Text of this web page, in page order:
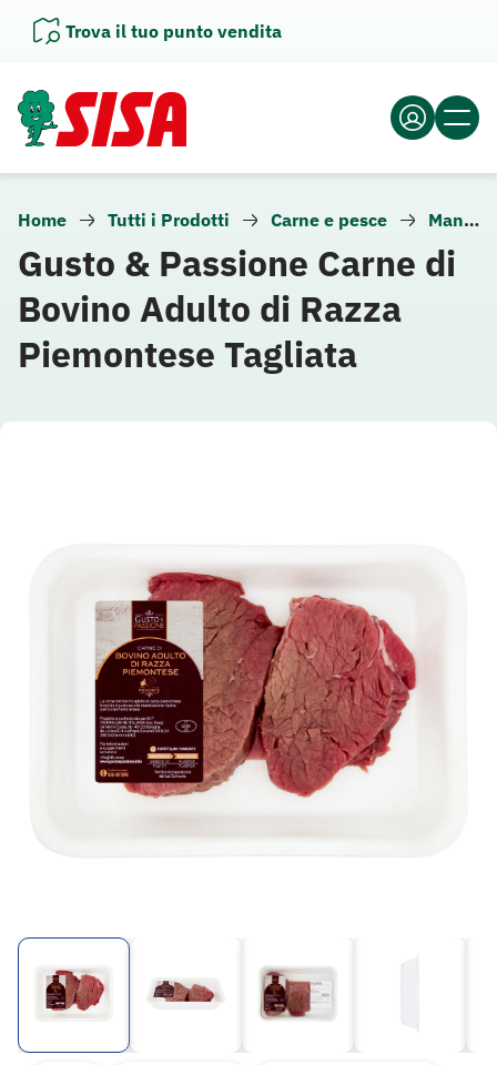
Trova il tuo punto vendita
Home Tutti i Prodotti Carne e pesce Manzo
Gusto & Passione Carne di
Bovino Adulto di Razza
Piemontese Tagliata